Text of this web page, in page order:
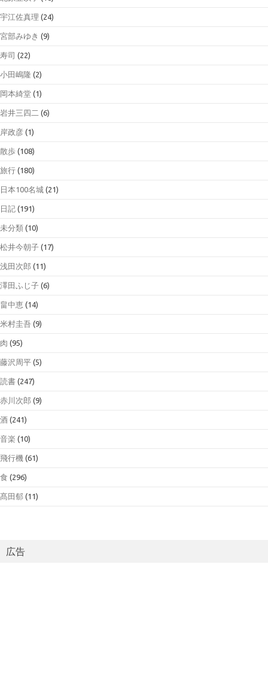
宇江佐真理 (24)
宮部みゆき (9)
寿司 (22)
小田嶋隆 (2)
岡本綺堂 (1)
岩井三四二 (6)
岸政彦 (1)
散歩 (108)
旅行 (180)
日本100名城 (21)
日記 (191)
未分類 (10)
松井今朝子 (17)
浅田次郎 (11)
澤田ふじ子 (6)
畠中恵 (14)
米村圭吾 (9)
肉 (95)
藤沢周平 (5)
読書 (247)
赤川次郎 (9)
酒 (241)
音楽 (10)
飛行機 (61)
食 (296)
髙田郁 (11)
広告